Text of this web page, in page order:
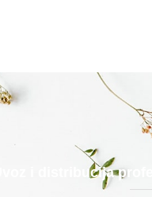
Uvoz i distribucija